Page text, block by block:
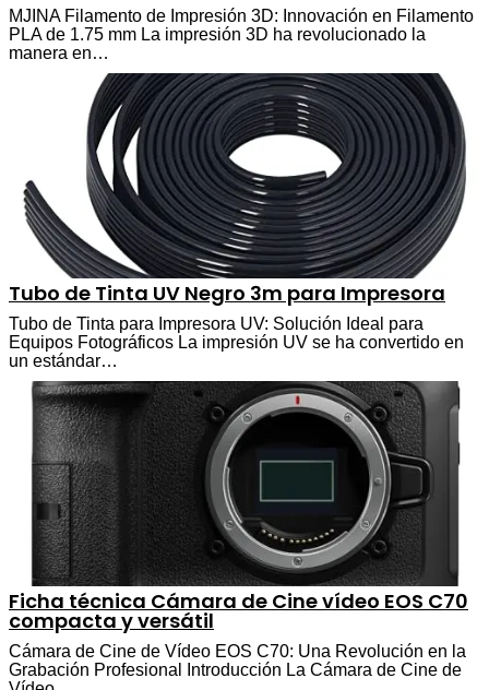
MJINA Filamento de Impresión 3D: Innovación en Filamento
PLA de 1.75 mm La impresión 3D ha revolucionado la
manera en…
Tubo de Tinta UV Negro 3m para Impresora
Tubo de Tinta para Impresora UV: Solución Ideal para
Equipos Fotográficos La impresión UV se ha convertido en
un estándar…
Ficha técnica Cámara de Cine vídeo EOS C70
compacta y versátil
Cámara de Cine de Vídeo EOS C70: Una Revolución en la
Grabación Profesional Introducción La Cámara de Cine de